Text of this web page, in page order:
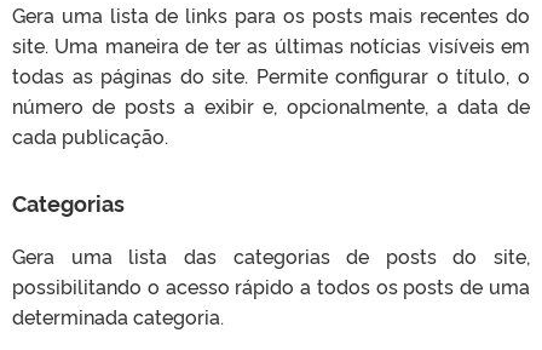
Gera uma lista de links para os posts mais recentes do
site. Uma maneira de ter as últimas notícias visíveis em
todas as páginas do site. Permite configurar o título, o
número de posts a exibir e, opcionalmente, a data de
cada publicação.
Categorias
Gera uma lista das categorias de posts do site,
possibilitando o acesso rápido a todos os posts de uma
determinada categoria.